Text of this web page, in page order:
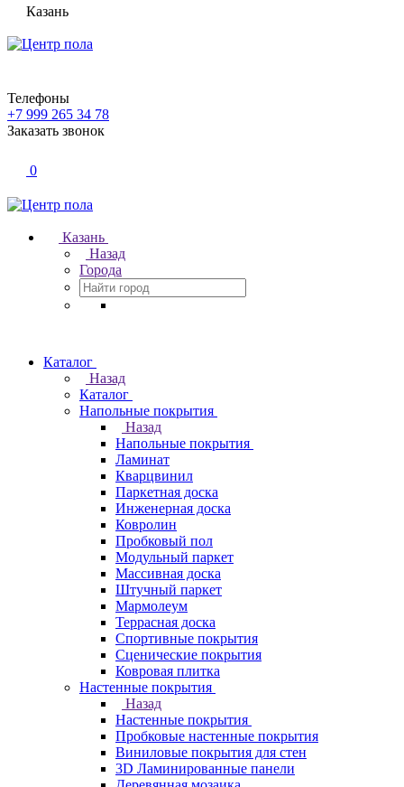
Казань
Телефоны
+7 999 265 34 78
Заказать звонок
0
Казань
Назад
Города
Каталог
Назад
Каталог
Напольные покрытия
Назад
Напольные покрытия
Ламинат
Кварцвинил
Паркетная доска
Инженерная доска
Ковролин
Пробковый пол
Модульный паркет
Массивная доска
Штучный паркет
Мармолеум
Террасная доска
Спортивные покрытия
Сценические покрытия
Ковровая плитка
Настенные покрытия
Назад
Настенные покрытия
Пробковые настенные покрытия
Виниловые покрытия для стен
3D Ламинированные панели